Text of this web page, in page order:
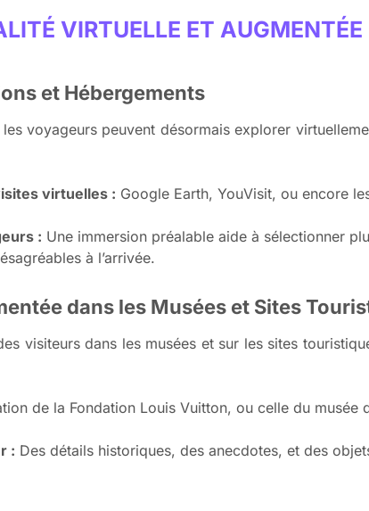
VIRTUELLE ET AUGMENTÉE
et Hébergements
voyageurs peuvent désormais explorer
virtuelles : Google Earth, YouVisit, ou encore
: Une immersion préalable aide à sélectionner
à l’arrivée.
dans les Musées et Sites
visiteurs dans les musées et sur les sites
de la Fondation Louis Vuitton, ou celle du
: Des détails historiques, des anecdotes, et des